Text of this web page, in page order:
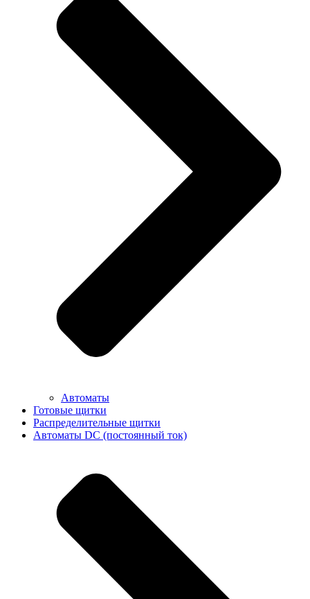
Автоматы
Готовые щитки
Распределительные щитки
Автоматы DC (постоянный ток)